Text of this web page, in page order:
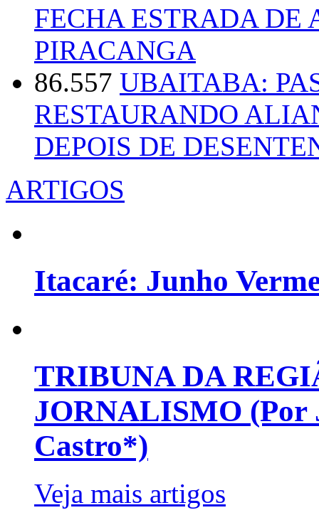
FECHA ESTRADA DE
PIRACANGA
86.557 UBAITABA:
RESTAURANDO
DEPOIS DE
ARTIGOS
Itacaré: Junho
TRIBUNA DA
JORNALISMO (Por
Castro*)
Veja mais artigos